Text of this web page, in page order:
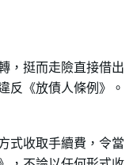
，挺而走險直接借出
反《放債人條例》。
式收取手續費，令當